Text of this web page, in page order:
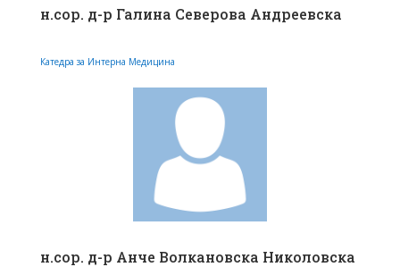
н.сор. д-р Галина Северова Андреевска
Катедра за Интерна Медицина
н.сор. д-р Анче Волкановска Николовска